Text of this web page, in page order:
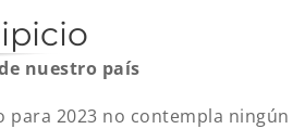
nuestro país
para 2023 no contempla ningún